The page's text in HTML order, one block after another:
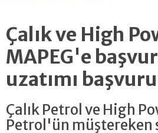
Çalık ve High
MAPEG'e
uzatımı
Çalık Petrol ve High
Petrol'ün müştereken